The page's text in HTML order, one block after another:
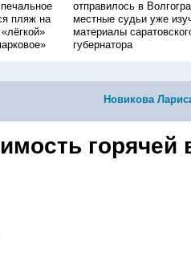
пляж на
отправилось в
местные судьи уже
материалы
губернатора
Новикова
горячей